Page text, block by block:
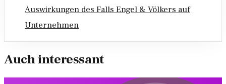
Auswirkungen des Falls Engel & Völkers auf
Unternehmen
Auch interessant